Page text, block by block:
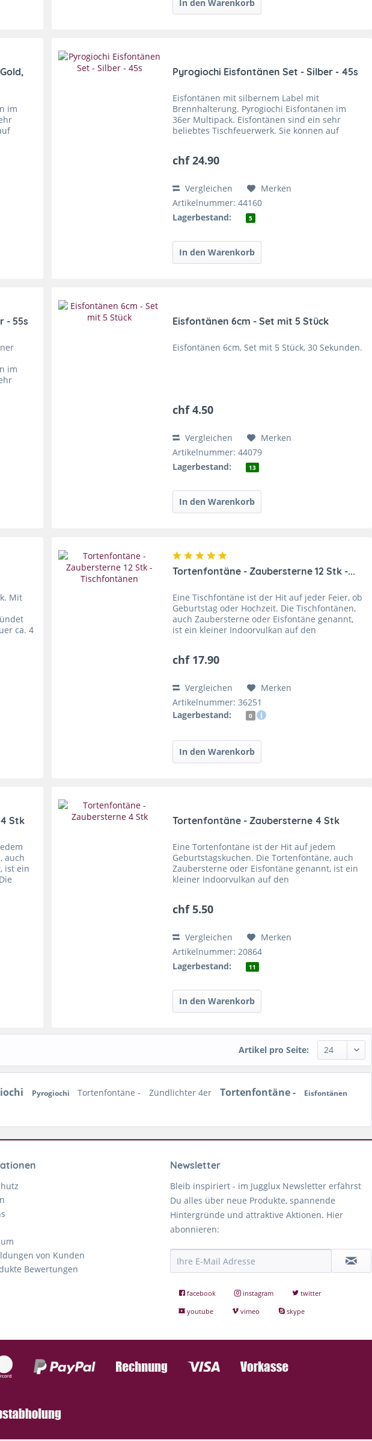
im
Pyrogiochi Eisfontänen Set - Silber - 45s
Eisfontänen mit silbernem Label mit
Brennhalterung. Pyrogiochi Eisfontänen im
36er Multipack. Eisfontänen sind ein sehr
beliebtes Tischfeuerwerk. Sie können auf
chf 24.90
Vergleichen
Merken
Artikelnummer: 44160
Lagerbestand:
5
- 55s
im
Eisfontänen 6cm - Set mit 5 Stück
Eisfontänen 6cm, Set mit 5 Stück, 30 Sekunden.
chf 4.50
Vergleichen
Merken
Artikelnummer: 44079
Lagerbestand:
13
Mit
ca. 4
Tortenfontäne - Zaubersterne 12 Stk -...
Eine Tischfontäne ist der Hit auf jeder Feier, ob
Geburtstag oder Hochzeit. Die Tischfontänen,
auch Zaubersterne oder Eisfontäne genannt,
ist ein kleiner Indoorvulkan auf den
chf 17.90
Vergleichen
Merken
Artikelnummer: 36251
Lagerbestand:
0
Stk
auch
ist ein
Tortenfontäne - Zaubersterne 4 Stk
Eine Tortenfontäne ist der Hit auf jedem
Geburtstagskuchen. Die Tortenfontäne, auch
Zaubersterne oder Eisfontäne genannt, ist ein
kleiner Indoorvulkan auf den
chf 5.50
Vergleichen
Merken
Artikelnummer: 20864
Lagerbestand:
11
Artikel pro Seite:
Pyrogiochi Tortenfontäne - Zündlichter 4er Tortenfontäne -
Eisfontänen
von Kunden
Bewertungen
Newsletter
Bleib inspiriert - im Jugglux Newsletter erfährst
Du alles über neue Produkte, spannende
Hintergründe und attraktive Aktionen. Hier
abonnieren:
facebook instagram
twitter
youtube
vimeo skype